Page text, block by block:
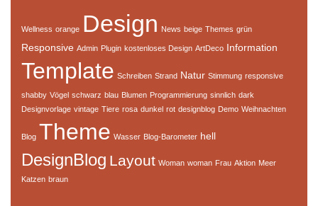
Wellness orange Design News beige Themes grün
Responsive Admin Plugin kostenloses Design ArtDeco Information
Template Schreiben Strand Natur Stimmung responsive
shabby Vögel schwarz blau Blumen Programmierung sinnlich dark
Designvorlage vintage Tiere rosa dunkel rot designblog Demo Weihnachten
Blog Theme Wasser Blog-Barometer hell
DesignBlog Layout Woman woman Frau Aktion Meer
Katzen braun